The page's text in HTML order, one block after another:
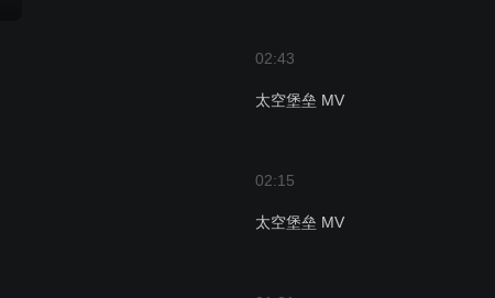
02:43
太空堡垒 MV
02:15
太空堡垒 MV